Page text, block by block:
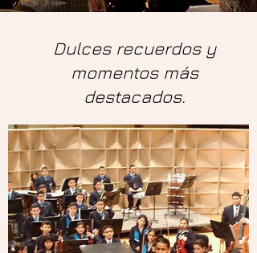
Dulces recuerdos y
momentos más
destacados.